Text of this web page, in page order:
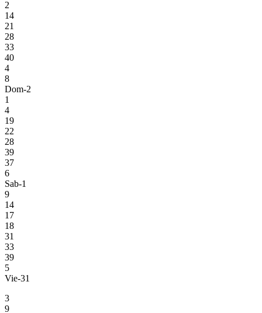
2
14
21
28
33
40
4
8
Dom-2
1
4
19
22
28
39
37
6
Sab-1
9
14
17
18
31
33
39
5
Vie-31
3
9